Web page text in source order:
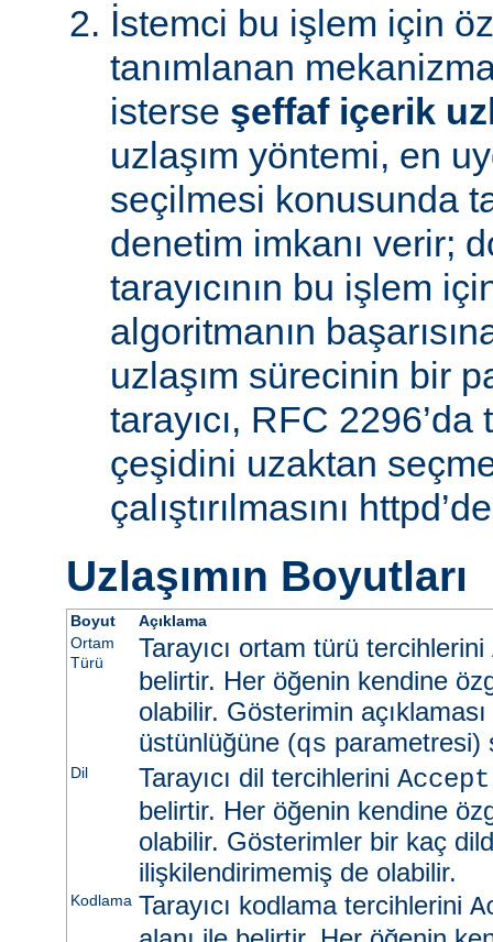
İstemci bu işlem için
tanımlanan
isterse şeffaf içerik
uzlaşım yöntemi, en
seçilmesi konusunda
denetim imkanı verir;
tarayıcının bu işlem
algoritmanın
uzlaşım sürecinin bir
tarayıcı, RFC
çeşidini uzaktan seçme
çalıştırılmasını
Uzlaşımın Boyutları
Boyut
Açıklama
Ortam
Türü
Tarayıcı ortam türü tercihlerini
belirtir. Her öğenin kendine
olabilir. Gösterimin
üstünlüğüne (qs parametresi)
Dil Tarayıcı dil tercihlerini
belirtir. Her öğenin kendine
olabilir. Gösterimler bir kaç
ilişkilendirimemiş de olabilir.
Kodlama Tarayıcı kodlama tercihlerini